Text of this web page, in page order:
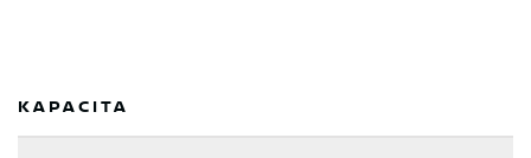
KAPACITA